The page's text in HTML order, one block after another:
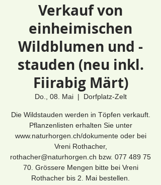
Verkauf von
einheimischen
Wildblumen und -
stauden (neu inkl.
Fiirabig Märt)
Do., 08. Mai
  |
Dorfplatz-Zelt
Die Wildstauden werden in Töpfen verkauft.
Pflanzenlisten erhalten Sie unter
www.naturhorgen.ch/dokumente oder bei
Vreni Rothacher,
rothacher@naturhorgen.ch bzw. 077 489 75
70. Grössere Mengen bitte bei Vreni
Rothacher bis 2. Mai bestellen.